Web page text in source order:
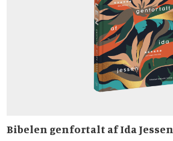
Bibelen genfortalt af Ida Jessen